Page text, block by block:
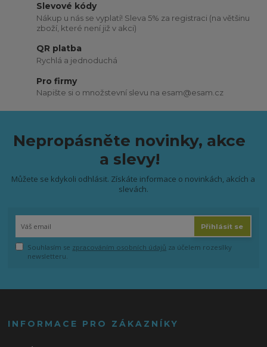
Slevové kódy
Nákup u nás se vyplatí! Sleva 5% za registraci (na většinu
zboží, které není již v akci)
QR platba
Rychlá a jednoduchá
Pro firmy
Napište si o množstevní slevu na esam@esam.cz
Nepropásněte novinky, akce
a slevy!
Můžete se kdykoli odhlásit. Získáte informace o novinkách, akcích a
slevách.
Přihlásit se
Souhlasím se zpracováním osobních údajů za účelem rozesílky
newsletteru.
INFORMACE PRO ZÁKAZNÍKY